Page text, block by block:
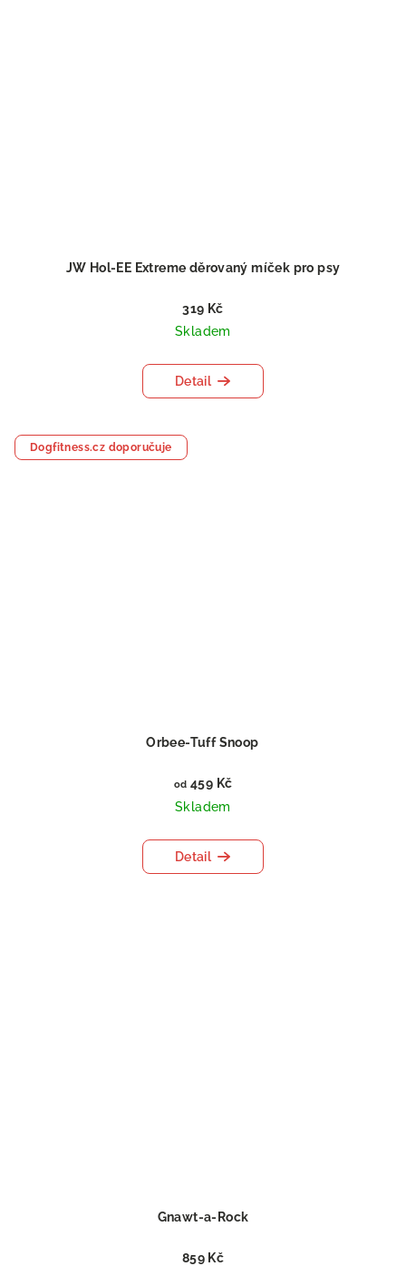
JW Hol-EE Extreme děrovaný míček pro psy
319 Kč
Skladem
Detail
Dogfitness.cz doporučuje
Orbee-Tuff Snoop
od 459 Kč
Skladem
Detail
Gnawt-a-Rock
859 Kč